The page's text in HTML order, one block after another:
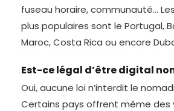
fuseau horaire, communauté…
plus populaires sont le Portugal,
Maroc, Costa Rica ou encore
Est-ce légal d’être digital
Oui, aucune loi n’interdit le
Certains pays offrent même des